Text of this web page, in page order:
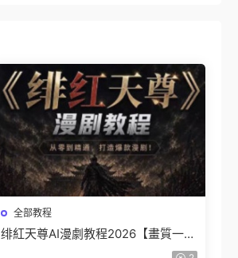
全部教程
绯紅天尊AI漫劇教程2026【畫質一般